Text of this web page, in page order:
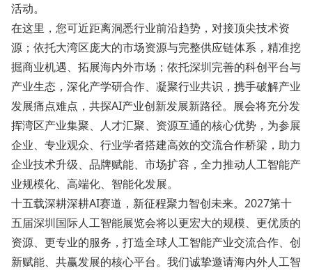
活动。
在这里，您可近距离洞悉行业前沿趋势，对接顶尖技术资
源；依托大湾区庞大的市场资源与完整供应链体系，精准挖
掘商业机遇、拓展海内外市场；依托深圳完善的科创平台与
产业生态，深化产学研合作、凝聚行业共识，携手破解产业
发展痛点难点，共探AI产业创新发展新路径。展会将充分发
挥湾区产业集聚、人才汇聚、资源互通的核心优势，为参展
企业、专业观众、行业学者搭建高效的交流合作桥梁，助力
企业技术升级、品牌赋能、市场扩容，全力推动人工智能产
业规模化、高端化、智能化发展。
十五载深耕深耕AI赛道，新征程聚力智创未来。2027第十
五届深圳国际人工智能展览会将以更宏大的规模、更优质的
资源、更专业的服务，打造全球人工智能产业交流合作、创
新赋能、共赢发展的核心平台。我们诚挚邀请海内外人工智